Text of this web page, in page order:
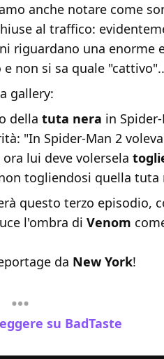
anche notare come
al traffico:
riguardano una enorme
non si sa quale
gallery:
della tuta nera in
"In Spider-Man 2
lui deve volersela
togliendosi quella tuta
questo terzo episodio,
l'ombra di Venom
da New York!
su BadTaste